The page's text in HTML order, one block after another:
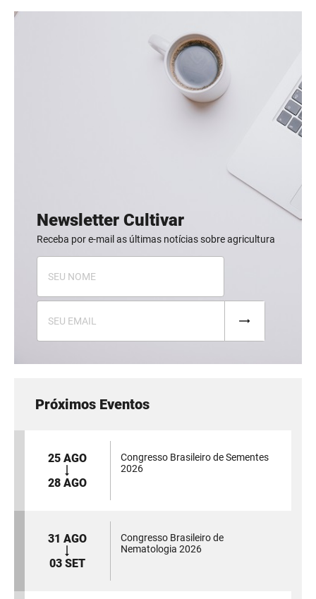
Newsletter Cultivar
Receba por e-mail as últimas notícias sobre agricultura
Próximos Eventos
25 AGO
28 AGO
Congresso Brasileiro de Sementes
2026
31 AGO
03 SET
Congresso Brasileiro de
Nematologia 2026